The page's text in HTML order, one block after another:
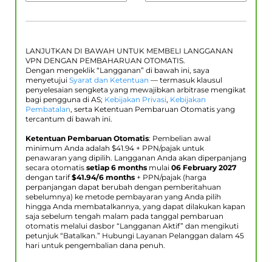
LANJUTKAN DI BAWAH UNTUK MEMBELI LANGGANAN
VPN DENGAN PEMBAHARUAN OTOMATIS.
Dengan mengeklik “Langganan” di bawah ini, saya
menyetujui Syarat dan Ketentuan — termasuk klausul
penyelesaian sengketa yang mewajibkan arbitrase mengikat
bagi pengguna di AS; Kebijakan Privasi, Kebijakan
Pembatalan, serta Ketentuan Pembaruan Otomatis yang
tercantum di bawah ini.
Ketentuan Pembaruan Otomatis: Pembelian awal
minimum Anda adalah $41.94 + PPN/pajak untuk
penawaran yang dipilih. Langganan Anda akan diperpanjang
secara otomatis setiap 6 months mulai 06 February 2027
dengan tarif$41.94/6 months + PPN/pajak (harga
perpanjangan dapat berubah dengan pemberitahuan
sebelumnya) ke metode pembayaran yang Anda pilih
hingga Anda membatalkannya, yang dapat dilakukan kapan
saja sebelum tengah malam pada tanggal pembaruan
otomatis melalui dasbor “Langganan Aktif” dan mengikuti
petunjuk “Batalkan.” Hubungi Layanan Pelanggan dalam 45
hari untuk pengembalian dana penuh.